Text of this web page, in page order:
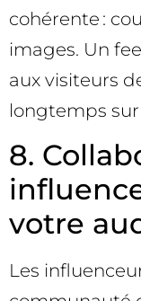
cohérente :
images. Un
aux visiteurs
longtemps
8.
votre
Les